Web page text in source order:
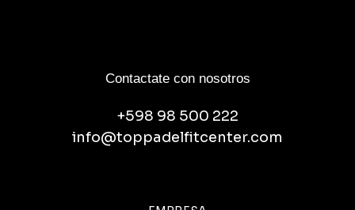
Contactate con nosotros
+598 98 500 222
info@toppadelfitcenter.com